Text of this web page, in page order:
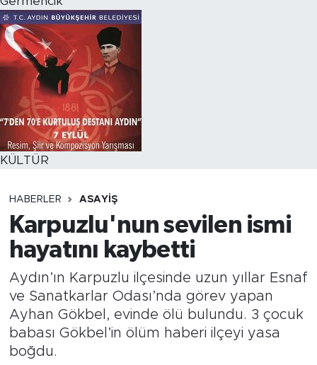
KÜLTÜR
HABERLER ASAYİŞ
Karpuzlu'nun sevilen ismi
hayatını kaybetti
Aydın’ın Karpuzlu ilçesinde uzun yıllar Esnaf
ve Sanatkarlar Odası’nda görev yapan
Ayhan Gökbel, evinde ölü bulundu. 3 çocuk
babası Gökbel’in ölüm haberi ilçeyi yasa
boğdu.